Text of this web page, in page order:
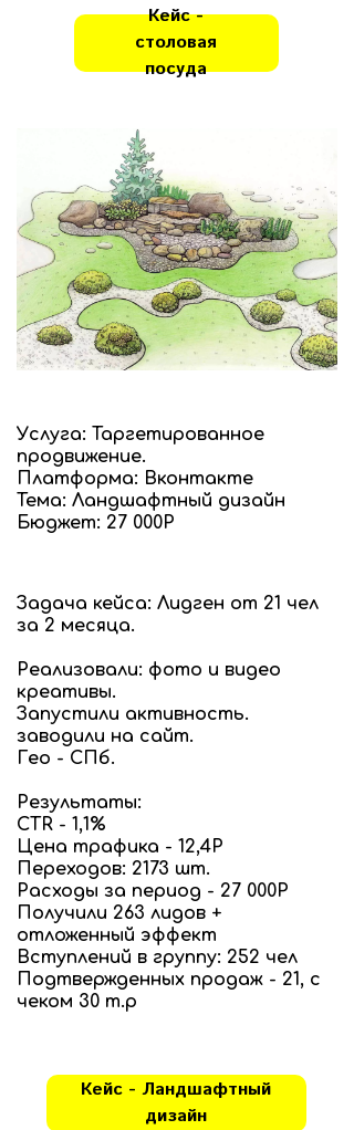
Кейс -
столовая
посуда
Кейс - Ландшафтный
дизайн
Услуга: Таргетированное
продвижение.
Платформа: Вконтакте
Тема: Ландшафтный дизайн
Бюджет: 27 000Р
Задача кейса: Лидген от 21 чел
за 2 месяца.
Реализовали: фото и видео
креативы.
Запустили активность.
заводили на сайт.
Гео - СПб.
Результаты:
CTR - 1,1%
Цена трафика - 12,4Р
Переходов: 2173 шт.
Расходы за период - 27 000Р
Получили 263 лидов +
отложенный эффект
Вступлений в группу: 252 чел
Подтвержденных продаж - 21, с
чеком 30 т.р